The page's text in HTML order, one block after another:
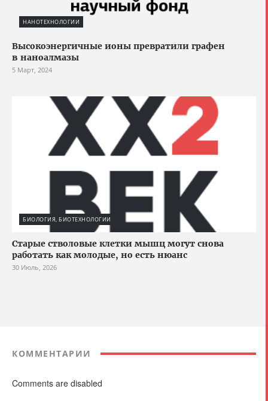
НАНОТЕХНОЛОГИИ
Высокоэнергичные ионы превратили графен
в наноалмазы
5 Март, 2024
БИОЛОГИЯ, БИОТЕХНОЛОГИИ
Старые стволовые клетки мышц могут снова
работать как молодые, но есть нюанс
30 Июль, 2026
КОММЕНТАРИИ
Comments are disabled